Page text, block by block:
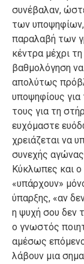
συνέβαλαν,
των
παραλαβή των
κέντρα μέχρι
βαθμολόγηση
απολύτως
υποψηφίους για
τους για τη
ευχόμαστε
χρειάζεται να
συνεχής αγώνας
Κύκλωπες και
«υπάρχουν»
ύπαρξης, «αν
η ψυχή σου δεν
ο γνωστός
αμέσως
λάβουν μια